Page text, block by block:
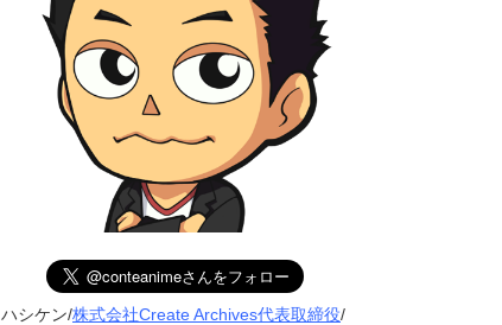
ハシケン/株式会社Create Archives代表取締役/